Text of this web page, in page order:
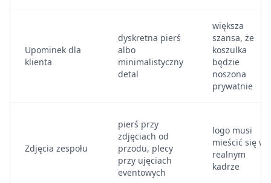
Upominek dla
klienta
dyskretna pierś
albo
minimalistyczny
detal
większa
szansa, że
koszulka
będzie
noszona
prywatnie
Zdjęcia zespołu
pierś przy
zdjęciach od
przodu, plecy
przy ujęciach
eventowych
logo musi
mieścić się w
realnym
kadrze